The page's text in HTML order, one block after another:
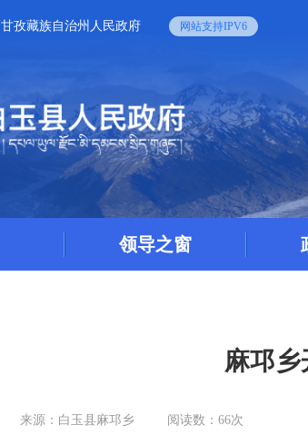
甘孜藏族自治州人民政府 网站支持IPV6
领导之窗
麻邛
来源： 白玉县麻邛乡 阅读数： 66次